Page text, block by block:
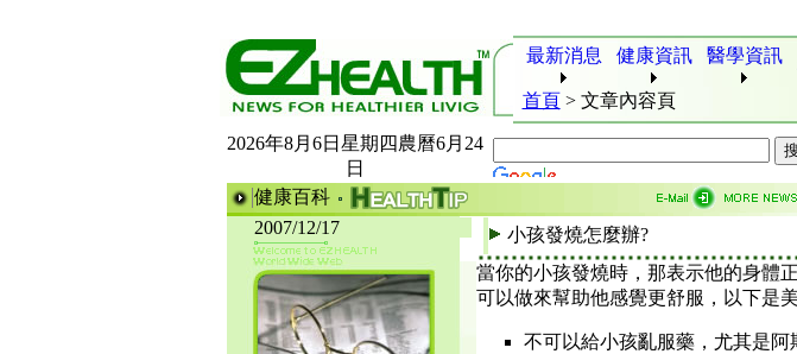
最新消息
健康資訊 醫學資訊
首頁> 文章內容頁
2026年8月6日星期四農曆6月24
日
健康百科
2007/12/17
小孩發燒怎麼辦?
當你的小孩發燒時，那表示他的身體
可以做來幫助他感覺更舒服，以下是
不可以給小孩亂服藥，尤其是阿